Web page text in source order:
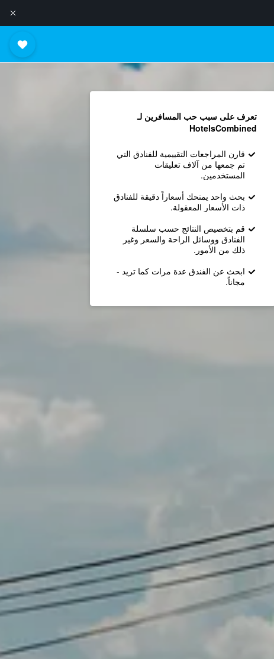
تعرف على سبب حب المسافرين لـ
HotelsCombined
قارن المراجعات التقييمية للفنادق التي
تم جمعها من آلاف تعليقات
المستخدمين.
بحث واحد يمنحك أسعاراً دقيقة للفنادق
ذات الأسعار المعقولة.
قم بتخصيص النتائج حسب سلسلة
الفنادق ووسائل الراحة والسعر وغير
ذلك من الأمور.
ابحث عن الفندق عدة مرات كما تريد -
مجاناً.